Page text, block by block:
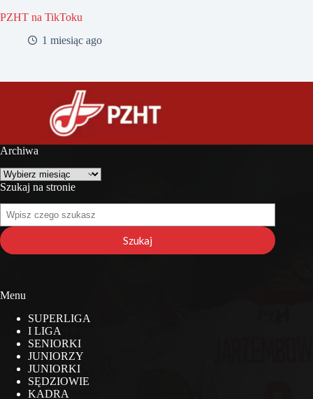
PZHT na TikToku
1 miesiąc ago
Archiwa
Archiwa
Szukaj na stronie
Szukaj
na
stronie
Szukaj
Menu
SUPERLIGA
I LIGA
SENIORKI
JUNIORZY
JUNIORKI
SĘDZIOWIE
KADRA